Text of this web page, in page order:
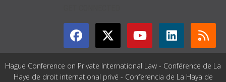
Hague Conference on Private International Law - Conférence de La
Haye de droit international privé - Conferencia de La Haya de